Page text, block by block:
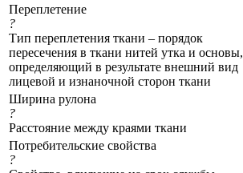
Переплетение
?
Тип переплетения ткани – порядок
пересечения в ткани нитей утка и основы,
определяющий в результате внешний вид
лицевой и изнаночной сторон ткани
Ширина рулона
?
Расстояние между краями ткани
Потребительские свойства
?